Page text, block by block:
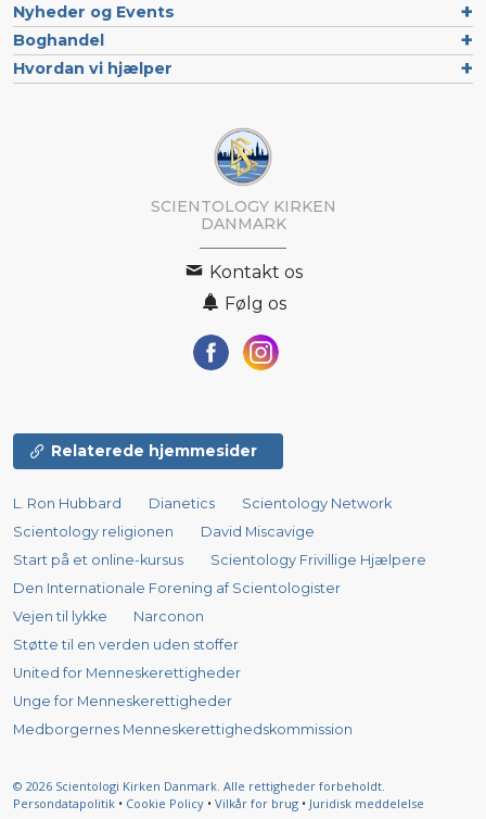
Nyheder og Events
Boghandel
Hvordan vi hjælper
SCIENTOLOGY KIRKEN
DANMARK
Kontakt os
Følg os
Relaterede hjemmesider
L. Ron Hubbard Dianetics
Scientology Network
Scientology religionen
David Miscavige
Start på et online-kursus
Scientology Frivillige Hjælpere
Den Internationale Forening af Scientologister
Vejen til lykke
Narconon
Støtte til en verden uden stoffer
United for Menneskerettigheder
Unge for Menneskerettigheder
Medborgernes Menneskerettigheds­kommission
© 2026 Scientologi Kirken Danmark. Alle rettigheder forbeholdt.
Persondatapolitik • Cookie Policy • Vilkår for brug • Juridisk meddelelse